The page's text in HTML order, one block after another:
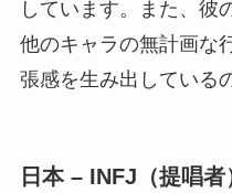
しています。また、彼
他のキャラの無計画な
張感を生み出している
日本 – INFJ（提唱者